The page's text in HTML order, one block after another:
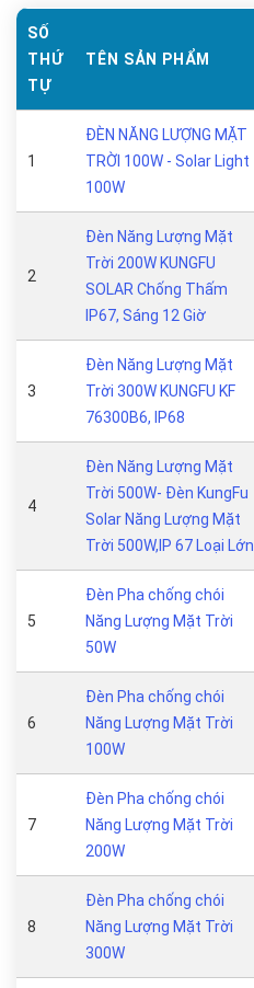
SỐ
THỨ
TỰ
TÊN SẢN PHẨM
1
ĐÈN NĂNG LƯỢNG MẶT
TRỜI 100W - Solar Light
100W
2
Đèn Năng Lượng Mặt
Trời 200W KUNGFU
SOLAR Chống Thấm
IP67, Sáng 12 Giờ
3
Đèn Năng Lượng Mặt
Trời 300W KUNGFU KF
76300B6, IP68
4
Đèn Năng Lượng Mặt
Trời 500W- Đèn KungFu
Solar Năng Lượng Mặt
Trời 500W,IP 67 Loại Lớn
5
Đèn Pha chống chói
Năng Lượng Mặt Trời
50W
6
Đèn Pha chống chói
Năng Lượng Mặt Trời
100W
7
Đèn Pha chống chói
Năng Lượng Mặt Trời
200W
8
Đèn Pha chống chói
Năng Lượng Mặt Trời
300W